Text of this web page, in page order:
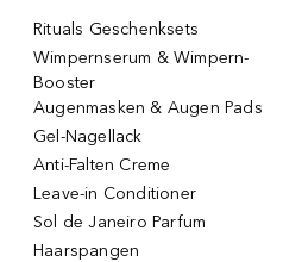
Rituals Geschenksets
Wimpernserum & Wimpern-
Booster
Augenmasken & Augen Pads
Gel-Nagellack
Anti-Falten Creme
Leave-in Conditioner
Sol de Janeiro Parfum
Haarspangen